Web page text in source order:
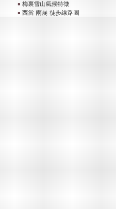
梅裏雪山氣候特徵
西當-雨崩-徒步線路圖